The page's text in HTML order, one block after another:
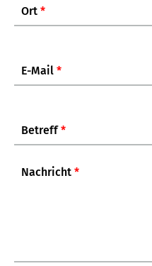
Ort *
E-Mail *
Betreff*
Nachricht *